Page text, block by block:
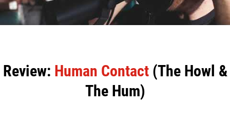
Review: Human Contact(The Howl &
The Hum)